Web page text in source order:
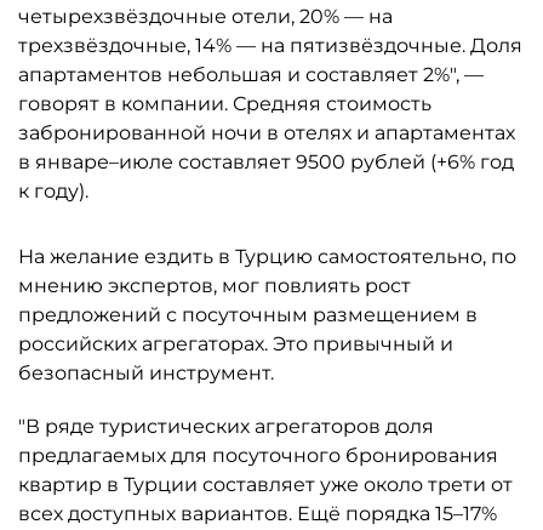
четырехзвёздочные отели, 20% — на
трехзвёздочные, 14% — на пятизвёздочные. Доля
апартаментов небольшая и составляет 2%", —
говорят в компании. Средняя стоимость
забронированной ночи в отелях и апартаментах
в январе–июле составляет 9500 рублей (+6% год
к году).
На желание ездить в Турцию самостоятельно, по
мнению экспертов, мог повлиять рост
предложений с посуточным размещением в
российских агрегаторах. Это привычный и
безопасный инструмент.
"В ряде туристических агрегаторов доля
предлагаемых для посуточного бронирования
квартир в Турции составляет уже около трети от
всех доступных вариантов. Ещё порядка 15–17%